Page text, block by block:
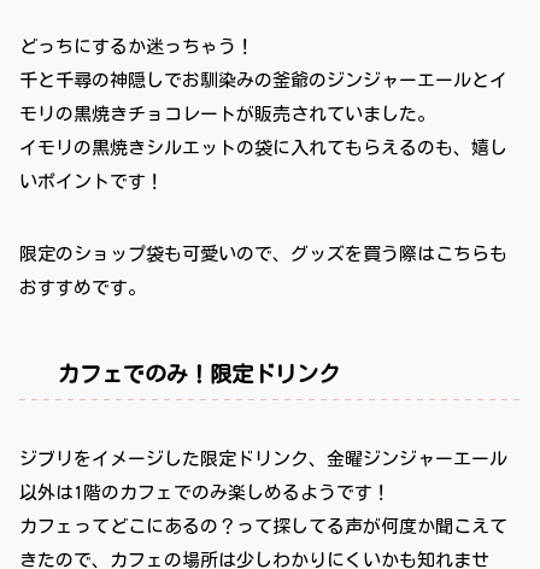
どっちにするか迷っちゃう！
千と千尋の神隠しでお馴染みの釜爺のジンジャーエールとイ
モリの黒焼きチョコレートが販売されていました。
イモリの黒焼きシルエットの袋に入れてもらえるのも、嬉し
いポイントです！
限定のショップ袋も可愛いので、グッズを買う際はこちらも
おすすめです。
カフェでのみ！限定ドリンク
ジブリをイメージした限定ドリンク、金曜ジンジャーエール
以外は1階のカフェでのみ楽しめるようです！
カフェってどこにあるの？って探してる声が何度か聞こえて
きたので、カフェの場所は少しわかりにくいかも知れませ